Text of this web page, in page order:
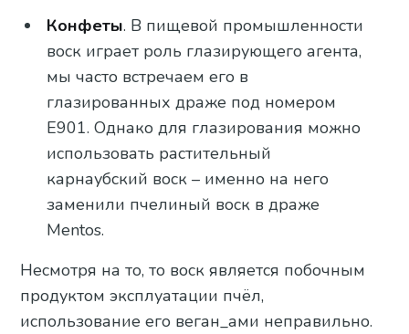
Конфеты. В пищевой промышленности
воск играет роль глазирующего агента,
мы часто встречаем его в
глазированных драже под номером
Е901. Однако для глазирования можно
использовать растительный
карнаубский воск – именно на него
заменили пчелиный воск в драже
Mentos.
Несмотря на то, то воск является побочным
продуктом эксплуатации пчёл,
использование его веган_ами неправильно.